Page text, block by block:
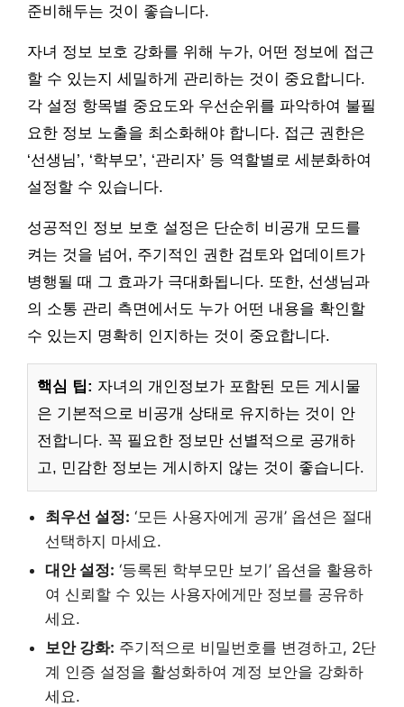
준비해두는 것이 좋습니다.
자녀 정보 보호 강화를 위해 누가, 어떤 정보에 접근
할 수 있는지 세밀하게 관리하는 것이 중요합니다.
각 설정 항목별 중요도와 우선순위를 파악하여 불필
요한 정보 노출을 최소화해야 합니다. 접근 권한은
‘선생님’, ‘학부모’, ‘관리자’ 등 역할별로 세분화하여
설정할 수 있습니다.
성공적인 정보 보호 설정은 단순히 비공개 모드를
켜는 것을 넘어, 주기적인 권한 검토와 업데이트가
병행될 때 그 효과가 극대화됩니다. 또한, 선생님과
의 소통 관리 측면에서도 누가 어떤 내용을 확인할
수 있는지 명확히 인지하는 것이 중요합니다.
핵심 팁: 자녀의 개인정보가 포함된 모든 게시물
은 기본적으로 비공개 상태로 유지하는 것이 안
전합니다. 꼭 필요한 정보만 선별적으로 공개하
고, 민감한 정보는 게시하지 않는 것이 좋습니다.
최우선 설정: ‘모든 사용자에게 공개’ 옵션은 절대
선택하지 마세요.
대안 설정: ‘등록된 학부모만 보기’ 옵션을 활용하
여 신뢰할 수 있는 사용자에게만 정보를 공유하
세요.
보안 강화: 주기적으로 비밀번호를 변경하고, 2단
계 인증 설정을 활성화하여 계정 보안을 강화하
세요.